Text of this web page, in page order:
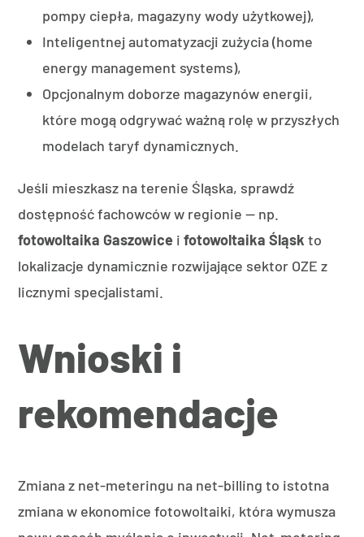
pompy ciepła, magazyny wody użytkowej),
Inteligentnej automatyzacji zużycia (home
energy management systems),
Opcjonalnym doborze magazynów energii,
które mogą odgrywać ważną rolę w przyszłych
modelach taryf dynamicznych.
Jeśli mieszkasz na terenie Śląska, sprawdź
dostępność fachowców w regionie — np.
fotowoltaika Gaszowice ifotowoltaika Śląsk to
lokalizacje dynamicznie rozwijające sektor OZE z
licznymi specjalistami.
Wnioski i
rekomendacje
Zmiana z net-meteringu na net-billing to istotna
zmiana w ekonomice fotowoltaiki, która wymusza